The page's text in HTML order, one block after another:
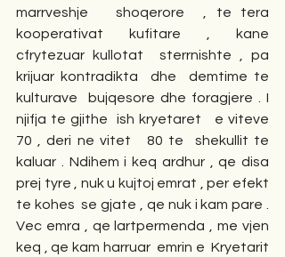
marrveshje   shoqerore  , te tera
kooperativat kufitare , kane
cfrytezuar kullotat  sterrnishte , pa
krijuar kontradikta  dhe  demtime te
kulturave  bujqesore dhe foragjere . I
njifja te gjithe  ish kryetaret   e viteve
70 , deri ne vitet   80 te  shekullit te
kaluar . Ndihem i keq ardhur , qe disa
prej tyre , nuk u kujtoj emrat , per efekt
te kohes  se gjate , qe nuk i kam pare .
Vec emra , qe lartpermenda , me vjen
keq , qe kam harruar  emrin e  Kryetarit